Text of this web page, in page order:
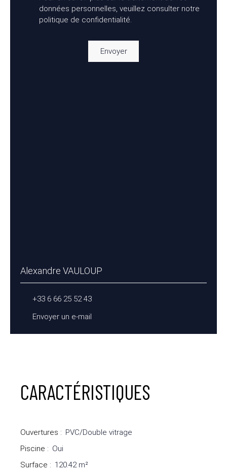
données personnelles, veuillez consulter notre
politique de confidentialité.
Envoyer
Alexandre VAULOUP
+33 6 66 25 52 43
Envoyer un e-mail
CARACTÉRISTIQUES
Ouvertures : PVC/Double vitrage
Piscine : Oui
Surface : 120.42 m²